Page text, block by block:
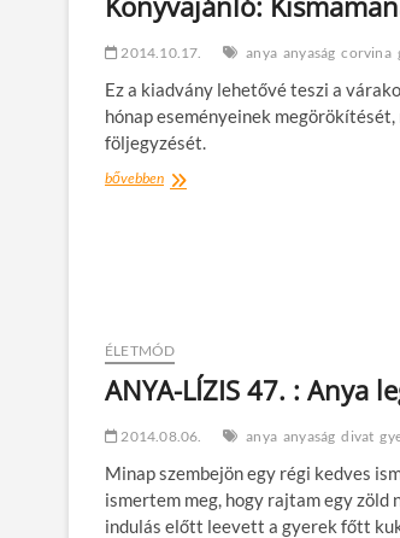
2014.10.17. anya anyaság corvina
Ez a kiadvány lehetővé teszi a
hónap eseményeinek megörökítését,
följegyzését.
bővebbenKönyvajánló:
ÉLETMÓD
ANYA-LÍZIS 47. : Anya
2014.08.06. anya anyaság divat
Minap szembejön egy régi kedves
ismertem meg, hogy rajtam egy zöld
indulás előtt leevett a gyerek főtt